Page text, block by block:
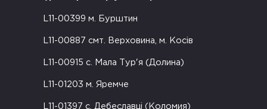
L11-00399 м. Бурштин
L11-00887 смт. Верховина, м. Косів
L11-00915 с. Мала Тур'я (Долина)
L11-01203 м. Яремче
L11-01397 с. Дебеславці (Коломия)